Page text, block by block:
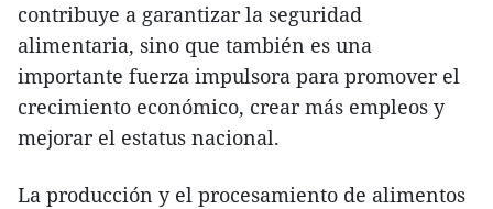
contribuye a garantizar la seguridad
alimentaria, sino que también es una
importante fuerza impulsora para promover el
crecimiento económico, crear más empleos y
mejorar el estatus nacional.
La producción y el procesamiento de alimentos